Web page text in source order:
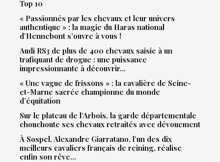
Top 10
« Passionnés par les chevaux et leur univers
authentique » : la magie du Haras national
d’Hennebont s’ouvre à vous !
Audi RS3 de plus de 400 chevaux saisie à un
trafiquant de drogue : une puissance
impressionnante à découvrir…
« Une vague de frissons » : la cavalière de Seine-
et-Marne sacrée championne du monde
d’équitation
Sur le plateau de l’Arbois, la garde départementale
chouchoute ses chevaux retraités avec dévouement
À Sospel, Alexandre Giarratano, l’un des dix
meilleurs cavaliers français de reining, réalise
enfin son rêve…